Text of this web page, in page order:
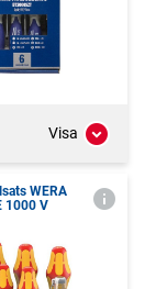
Visa
WERA
1000 V